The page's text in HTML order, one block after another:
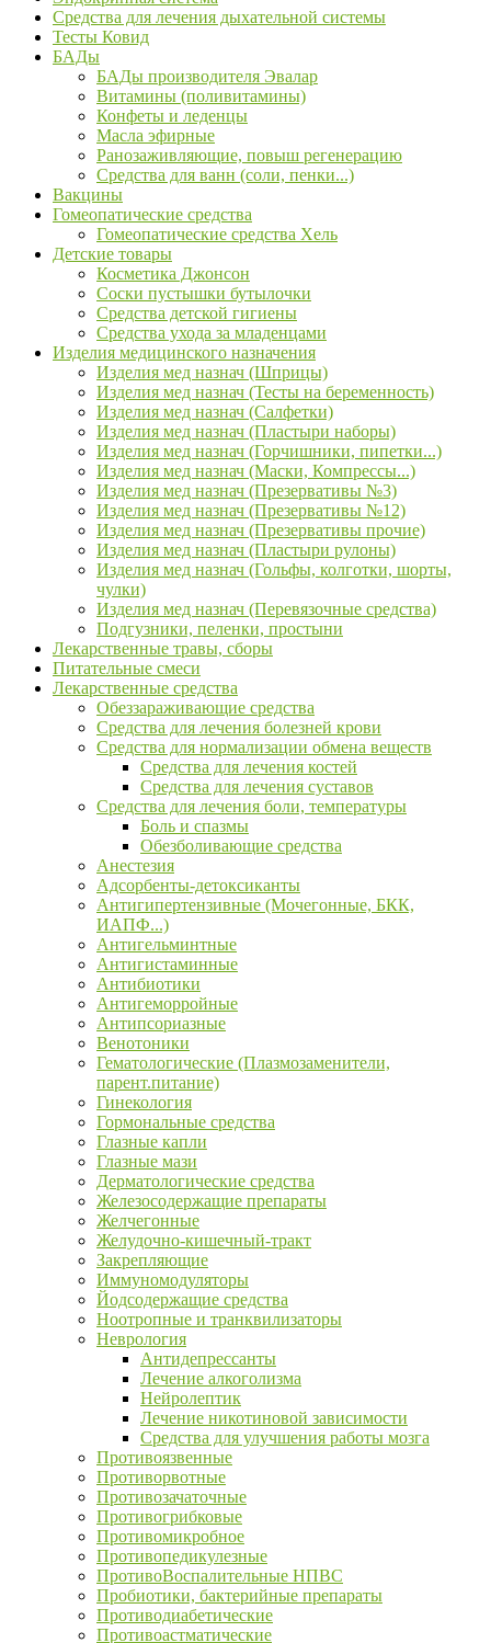
Средства для лечения дыхательной системы
Тесты Ковид
БАДы
БАДы производителя Эвалар
Витамины (поливитамины)
Конфеты и леденцы
Масла эфирные
Ранозаживляющие, повыш регенерацию
Средства для ванн (соли, пенки...)
Вакцины
Гомеопатические средства
Гомеопатические средства Хель
Детские товары
Косметика Джонсон
Соски пустышки бутылочки
Средства детской гигиены
Средства ухода за младенцами
Изделия медицинского назначения
Изделия мед назнач (Шприцы)
Изделия мед назнач (Тесты на беременность)
Изделия мед назнач (Салфетки)
Изделия мед назнач (Пластыри наборы)
Изделия мед назнач (Горчишники, пипетки...)
Изделия мед назнач (Маски, Компрессы...)
Изделия мед назнач (Презервативы №3)
Изделия мед назнач (Презервативы №12)
Изделия мед назнач (Презервативы прочие)
Изделия мед назнач (Пластыри рулоны)
Изделия мед назнач (Гольфы, колготки, шорты,
чулки)
Изделия мед назнач (Перевязочные средства)
Подгузники, пеленки, простыни
Лекарственные травы, сборы
Питательные смеси
Лекарственные средства
Обеззараживающие средства
Средства для лечения болезней крови
Средства для нормализации обмена веществ
Средства для лечения костей
Средства для лечения суставов
Средства для лечения боли, температуры
Боль и спазмы
Обезболивающие средства
Анестезия
Адсорбенты-детоксиканты
Антигипертензивные (Мочегонные, БКК,
ИАПФ...)
Антигельминтные
Антигистаминные
Антибиотики
Антигеморройные
Антипсориазные
Венотоники
Гематологические (Плазмозаменители,
парент.питание)
Гинекология
Гормональные средства
Глазные капли
Глазные мази
Дерматологические средства
Железосодержащие препараты
Желчегонные
Желудочно-кишечный-тракт
Закрепляющие
Иммуномодуляторы
Йодсодержащие средства
Ноотропные и транквилизаторы
Неврология
Антидепрессанты
Лечение алкоголизма
Нейролептик
Лечение никотиновой зависимости
Средства для улучшения работы мозга
Противоязвенные
Противорвотные
Противозачаточные
Противогрибковые
Противомикробное
Противопедикулезные
ПротивоВоспалительные НПВС
Пробиотики, бактерийные препараты
Противодиабетические
Противоастматические